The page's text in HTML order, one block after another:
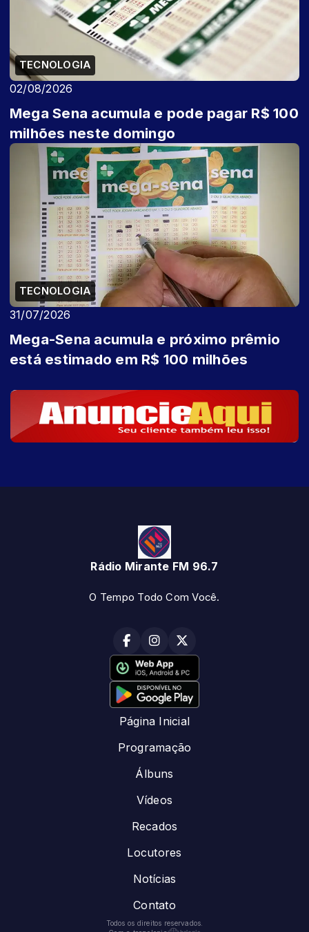
TECNOLOGIA
02/08/2026
Mega Sena acumula e pode pagar R$ 100
milhões neste domingo
TECNOLOGIA
31/07/2026
Mega-Sena acumula e próximo prêmio
está estimado em R$ 100 milhões
Rádio Mirante FM 96.7
O Tempo Todo Com Você.
Página Inicial
Programação
Álbuns
Vídeos
Recados
Locutores
Notícias
Contato
Todos os direitos reservados.